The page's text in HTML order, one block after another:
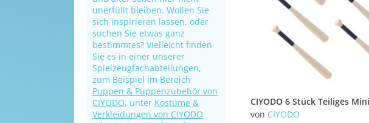
unerfüllt bleiben. Wollen Sie
sich inspirieren lassen, oder
suchen Sie etwas ganz
bestimmtes? Vielleicht finden
Sie es in einer unserer
Spielzeugfachabteilungen,
zum Beispiel im Bereich
Puppen & Puppenzubehör von
CIYODO, unter Kostüme &
Verkleidungen von CIYODO
von CIYODO